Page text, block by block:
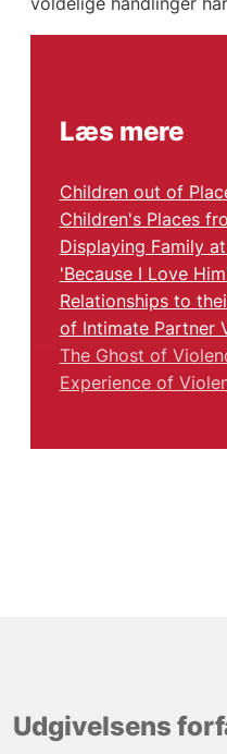
Læs mere
Children out of
Children's Places
Displaying Family
'Because I Love
Relationships to
of Intimate Partner
The Ghost of
Experience of
Udgivelsens